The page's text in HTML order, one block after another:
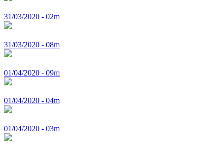
31/03/2020 - 02m
31/03/2020 - 08m
01/04/2020 - 09m
01/04/2020 - 04m
01/04/2020 - 03m